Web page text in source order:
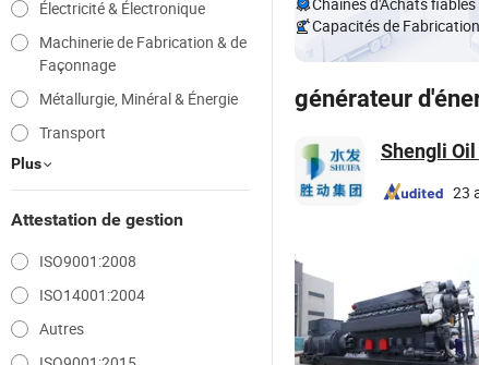
Électricité & Électronique
Machinerie de Fabrication & de
Façonnage
Métallurgie, Minéral & Énergie
Transport
Plus
Attestation de gestion
ISO9001:2008
ISO14001:2004
Autres
Capacités de
générateur
Shengli
23